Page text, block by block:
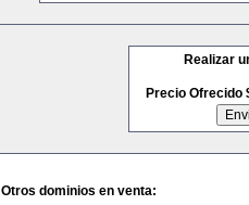
Realizar
Precio Ofrecido
Otros dominios en venta: